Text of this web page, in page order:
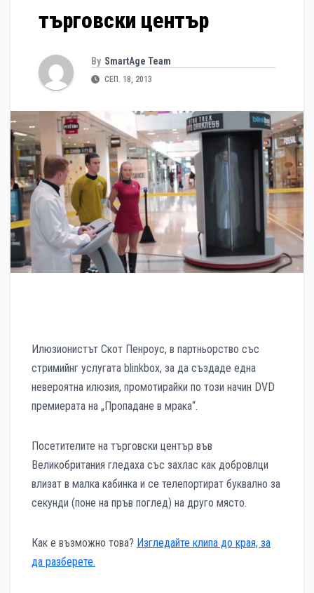
търговски център
By SmartAge Team
СЕП. 18, 2013
Илюзионистът Скот Пенроус, в партньорство със
стримийнг услугата blinkbox, за да създаде една
невероятна илюзия, промотирайки по този начин DVD
премиерата на „Пропадане в мрака“.
Посетителите на търговски център във
Великобритания гледаха със захлас как добровлци
влизат в малка кабинка и се телепортират буквално за
секунди (поне на пръв поглед) на друго място.
Как е възможно това? Изгледайте клипа до края, за
да разберете.